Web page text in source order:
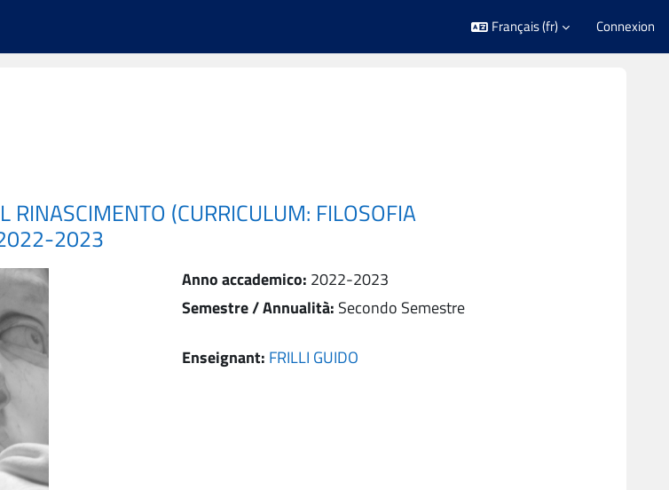
Français ‎(fr)‎ Connexion
(CURRICULUM: FILOSOFIA
2023
Anno accademico: 2022-2023
Semestre / Annualità: Secondo Semestre
Enseignant: FRILLI GUIDO